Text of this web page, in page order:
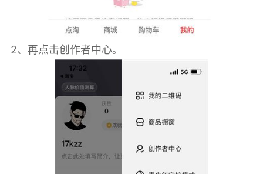
2、再点击创作者中心。